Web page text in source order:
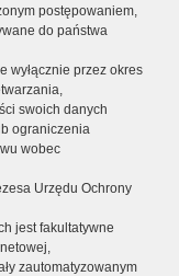
postępowaniem,
do państwa
wyłącznie przez okres
swoich danych
ograniczenia
wobec
Urzędu Ochrony
jest fakultatywne
zautomatyzowanym